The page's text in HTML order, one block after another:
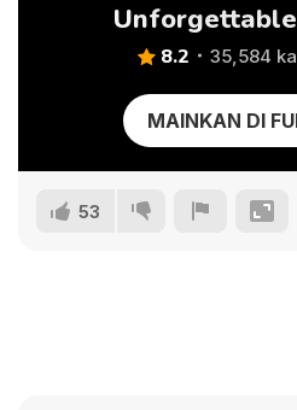
8.2 35,584
MAINKAN DI
53